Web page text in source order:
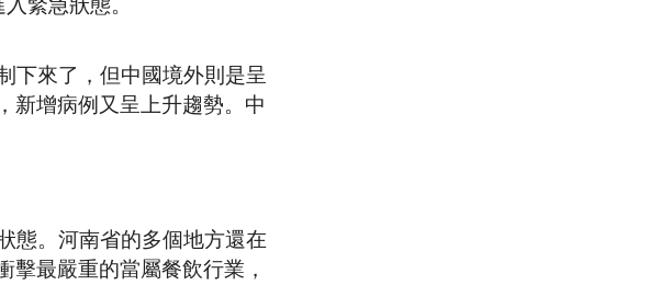
下來了，但中國境外則是呈
新增病例又呈上升趨勢。中
態。河南省的多個地方還在
最嚴重的當屬餐飲行業，